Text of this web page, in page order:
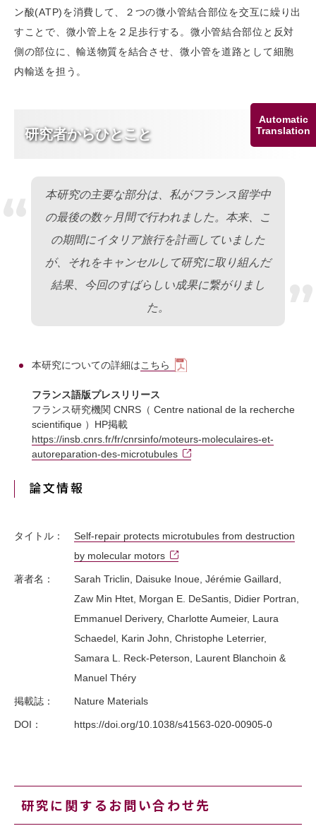
Automatic
Translation
ン酸(ATP)を消費して、２つの微小管結合部位を交互に繰り出
すことで、微小管上を２足歩行する。微小管結合部位と反対
側の部位に、輸送物質を結合させ、微小管を道路として細胞
内輸送を担う。
研究者からひとこと
本研究の主要な部分は、私がフランス留学中
の最後の数ヶ月間で行われました。本来、こ
の期間にイタリア旅行を計画していました
が、それをキャンセルして研究に取り組んだ
結果、今回のすばらしい成果に繋がりまし
た。
本研究についての詳細はこちら
フランス語版プレスリリース
フランス研究機関 CNRS（ Centre national de la recherche
scientifique ）HP掲載
https://insb.cnrs.fr/fr/cnrsinfo/moteurs-moleculaires-et-
autoreparation-des-microtubules
論文情報
タイトル：
Self-repair protects microtubules from destruction
by molecular motors
著者名：
Sarah Triclin, Daisuke Inoue, Jérémie Gaillard,
Zaw Min Htet, Morgan E. DeSantis, Didier Portran,
Emmanuel Derivery, Charlotte Aumeier, Laura
Schaedel, Karin John, Christophe Leterrier,
Samara L. Reck-Peterson, Laurent Blanchoin &
Manuel Théry
掲載誌： Nature Materials
DOI： https://doi.org/10.1038/s41563-020-00905-0
研究に関するお問い合わせ先